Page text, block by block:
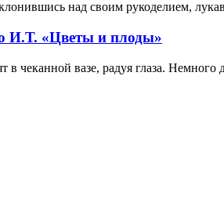
над своим рукоделием,
И.Т. «Цветы и плоды»
вазе, радуя глаза. Немного